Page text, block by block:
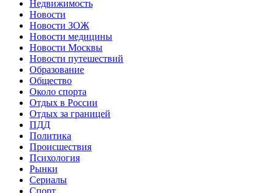
Недвижимость
Новости
Новости ЗОЖ
Новости медицины
Новости Москвы
Новости путешествий
Образование
Общество
Около спорта
Отдых в России
Отдых за границей
ПДД
Политика
Происшествия
Психология
Рынки
Сериалы
Спорт